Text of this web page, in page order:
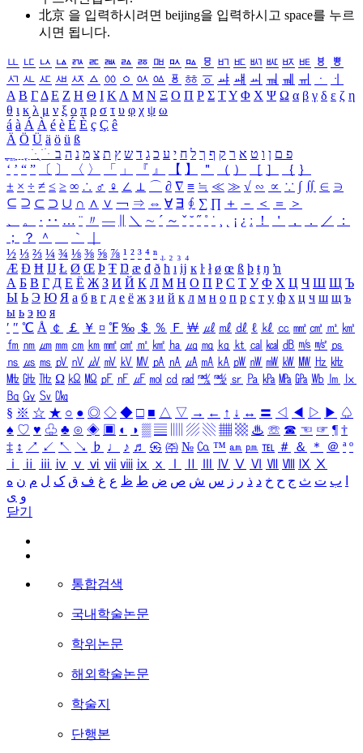
北京 을 입력하시려면 beijing을 입력하시고 space를 누르
시면 됩니다.
ㅥ ㅦ ㅧ ㅨ ㅩ ㅪ ㅫ ㅬ ㅭ ㅮ ㅯ ㅰ ㅱ ㅲ ㅳ ㅴ ㅵ ㅶ ㅷ ㅸ
ㅹ
ㅺ ㅻ ㅼ ㅽ ㅾ ㅿ ㆀ ㆁ ㆂ ㆃ ㆄ ㆅ ㆆ ㆇ ㆈ ㆉ ㆊ ㆋ ㆌ ㆍ
ㆎ
Α Β ΓΔ Ε Ζ Η Θ Ι ΚΛ Μ Ν Ξ Ο Π Ρ Σ ΤΥ Φ Χ Ψ Ω α β γ δ ε ζ η
θ ι κ λ μ ν ξ ο π ρ σ τ υ φ χ ψ ω
á à Á À é è É È ç Ç ê
Ä Ö Ü ä ö ü ß
ִֶֹ ֻּ ׁׂ פ ם ן ו ט א ר ק ף ך ל ח י ע כ ג ד ש ץ ת צ מ נ ה ב
‘ ’ “ ” 〔 〕 〈 〉 「 」 『 』 【 】 ＂ （ ） ［ ］ ｛ ｝
± × ÷ ≠ ≤ ≥ ∞ ∴ ♂ ♀ ∠ ⊥ ⌒ ∂ ∇ ≡ ≒ ≪ ≫ √ ∽ ∝ ∵ ∫ ∬ ∈ ∋
⊆ ⊇ ⊂ ⊃ ∪ ∩ ∧ ∨ ￢ ⇒ ⇔ ∀ ∃ ∮ ∑ ∏ ＋ － ＜ ＝
＞
、
。 · ‥ … ¨ 〃 ― ＼ ∼ ´ ～ ˇ ˘ ˝ ˚ ˙ ¸ ¡ ¿ ː ！ ＇ ， ． ／
：
；
？ ＾ ｀
½ ⅓ ⅔ ¼ ¾ ⅛ ⅜ ⅝ ⅞ ¹ ² ³ ⁴ ⁿ ₁ ₂ ₃ ₄
Æ Ð Ħ Ĳ Ł Ø Œ Þ Ŧ Ŋ æ đ ð ħ ı ĳ ĸ ŀ ł ø œ ß þ ŧ ŋ ŉ
А Б В Г Д Е Ё Ж З И Й К Л М Н О П Р С Т У Ф Х Ц Ч Ш Щ Ъ
Ы Ь Э Ю Я а б в г д е ё ж з и й к л м н о п р с т у ф х ц ч ш щ ъ
ы ь э ю я
′ ″ ℃ Å ￠ ￡ ￥ ¤ ℉ ‰ ＄ ％ Ｆ ￦ ㎕ ㎖ ㎗ ℓ ㎘ ㏄ ㎣ ㎤ ㎥ ㎦
㎙ ㎚ ㎛ ㎜ ㎝ ㎞ ㎟ ㎠ ㎡ ㎢ ㏊ ㎍ ㎎ ㎏ ㏏ ㎈ ㎉ ㏈ ㎧ ㎨ ㎰
㎱ ㎲ ㎳ ㎴ ㎵ ㎶ ㎷ ㎸ ㎹ ㎀ ㎁ ㎂ ㎃ ㎄ ㎺ ㎻ ㎽ ㎾ ㎿ ㎐ ㎑
㎒ ㎓ ㎔ Ω ㏀ ㏁ ㎊ ㎋ ㎌ ㏖ ㏅ ㎭ ㎮ ㎯ ㏛ ㎩ ㎪ ㎫ ㎬ ㏝ ㏐
㏓
㏃ ㏉ ㏜ ㏆
§ ※ ☆ ★ ○ ● ◎ ◇ ◆ □ ■ △ ▽ → ← ↑ ↓ ↔ 〓 ◁ ◀ ▷ ▶ ♤
♠ ♡ ♥ ♧ ♣ ⊙ ◈ ▣ ◐ ◑ ▒ ▤ ▨ ▧ ▦ ▩ ♨ ☏ ☎ ☜ ☞ ¶ †
‡ ↕ ↗ ↙ ↖ ↘ ♭ ♩ ♪ ♬ ㉿ ㈜ № ㏇ ™ ㏂ ㏘ ℡ ＃ ＆ ＊ ＠ ª º
ⅰ
ⅱ ⅲ ⅳ ⅴ ⅵ ⅶ ⅷ ⅸ ⅹ Ⅳ Ⅴ Ⅵ Ⅶ Ⅷ Ⅸ Ⅹ
ب ت ث ج ح خ د ذ ر ز س ش ص ض ط ظ ع غ ف ق ک ل م ن ه
و ی
닫기
통합검색
국내학술논문
학위논문
해외학술논문
학술지
단행본